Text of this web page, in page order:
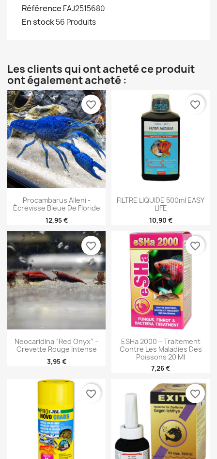
Référence FAJ2515680
En stock56 Produits
Les clients qui ont acheté ce produit
ont également acheté :
Procambarus Alleni -
Écrevisse Bleue De Floride
12,95 €
favorite_border
FILTRE LIQUIDE 500ml EASY
LIFE
10,90 €
favorite_border
Neocaridina “Red Onyx” –
Crevette Rouge Intense
3,95 €
favorite_border
ESHa 2000 – Traitement
Contre Les Maladies Des
Poissons 20 Ml
7,26 €
favorite_border
favorite_border favorite_border